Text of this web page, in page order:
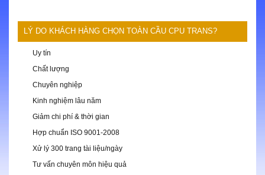
LÝ DO KHÁCH HÀNG CHỌN TOÀN CẦU CPU TRANS?
Uy tín
Chất lượng
Chuyên nghiệp
Kinh nghiệm lâu năm
Giảm chi phí & thời gian
Hợp chuẩn ISO 9001-2008
Xử lý 300 trang tài liệu/ngày
Tư vấn chuyên môn hiệu quả